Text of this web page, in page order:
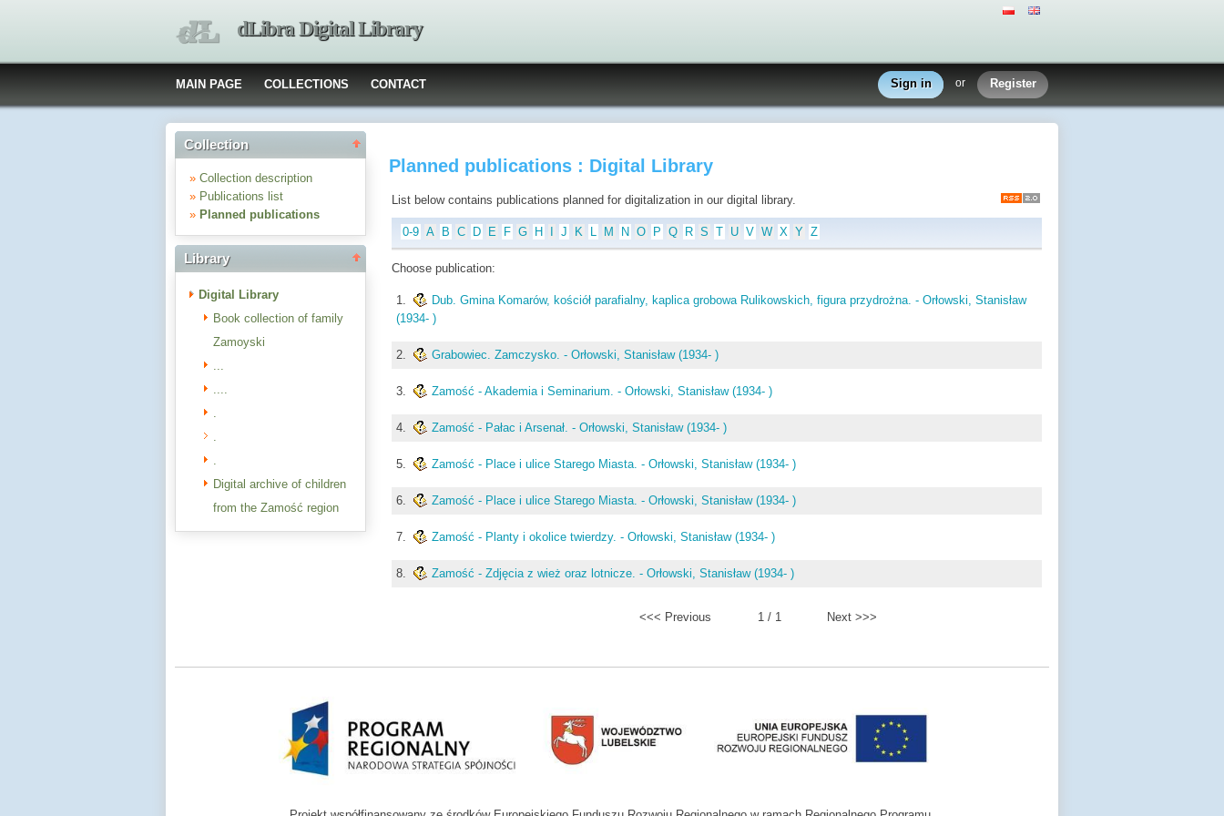
dLibra Digital Library
MAIN PAGE COLLECTIONS CONTACT Sign in or Register
Collection
» Collection description
» Publications list
» Planned publications
Library
Digital Library
Book collection of family
Zamoyski
...
....
.
.
.
Digital archive of children
from the Zamość region
Planned publications : Digital Library
List below contains publications planned for digitalization in our digital library.
0-9 A B C D E F G H J K L M N O P Q R S T U V W X Y Z
Choose publication:
1.
Dub. Gmina Komarów, kościół parafialny, kaplica grobowa Rulikowskich, figura przydrożna. - Orłowski, Stanisław
(1934- )
2. Grabowiec. Zamczysko. - Orłowski, Stanisław (1934- )
3. Zamość - Akademia i Seminarium. - Orłowski, Stanisław (1934- )
4. Zamość - Pałac i Arsenał. - Orłowski, Stanisław (1934- )
5. Zamość - Place i ulice Starego Miasta. - Orłowski, Stanisław (1934- )
6. Zamość - Place i ulice Starego Miasta. - Orłowski, Stanisław (1934- )
7. Zamość - Planty i okolice twierdzy. - Orłowski, Stanisław (1934- )
8. Zamość - Zdjęcia z wież oraz lotnicze. - Orłowski, Stanisław (1934- )
<<< Previous 1 / 1 Next >>>